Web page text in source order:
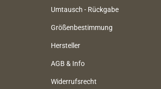
Umtausch - Rückgabe
Größenbestimmung
Hersteller
AGB & Info
Widerrufsrecht